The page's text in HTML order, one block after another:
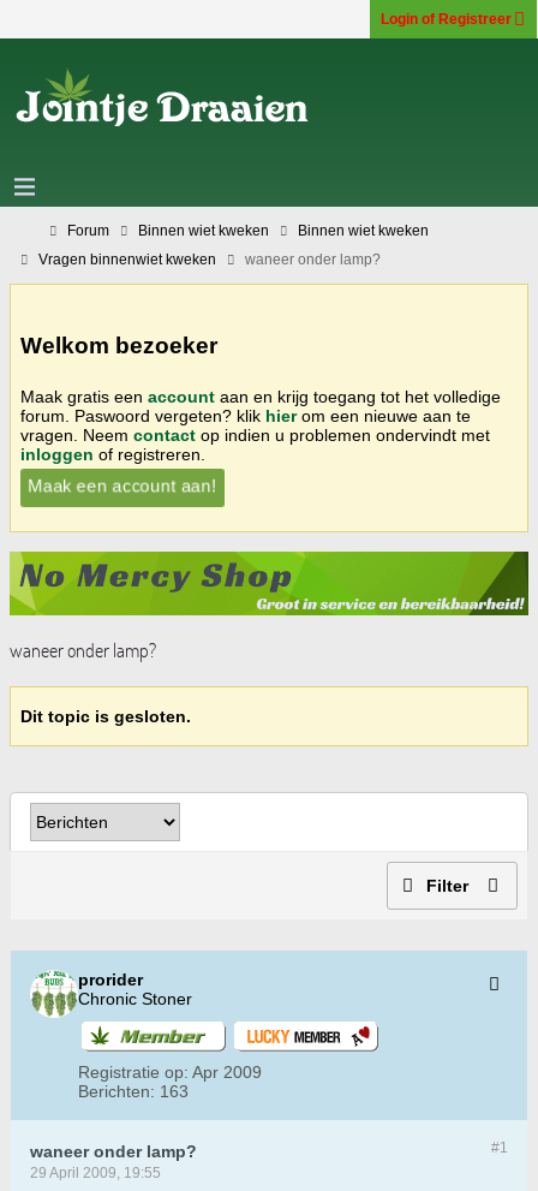
Login of Registreer
Forum Binnen wiet kweken
Binnen wiet kweken
Vragen binnenwiet kweken
waneer onder lamp?
Welkom bezoeker
Maak gratis een account aan en krijg toegang tot het volledige
forum. Paswoord vergeten? klik hierom een nieuwe aan te
vragen. Neem contact op indien u problemen ondervindt met
inloggen of registreren.
Maak een account aan!
waneer onder lamp?
Dit topic is gesloten.
Filter
prorider
Chronic Stoner
Registratie op: Apr 2009
Berichten: 163
#1
waneer onder lamp?
29 April 2009, 19:55